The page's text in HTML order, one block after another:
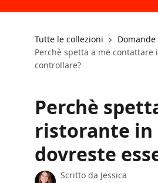
Tutte le collezioni
Perchè spetta a me
controllare?
Perchè
ristorante in
dovreste
Scritto da Jessica